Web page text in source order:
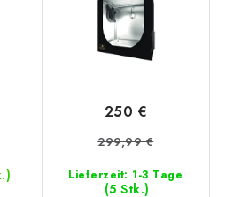
Lieferzeit: 1-3 Tage
(5 Stk.)
250 €
299,99 €